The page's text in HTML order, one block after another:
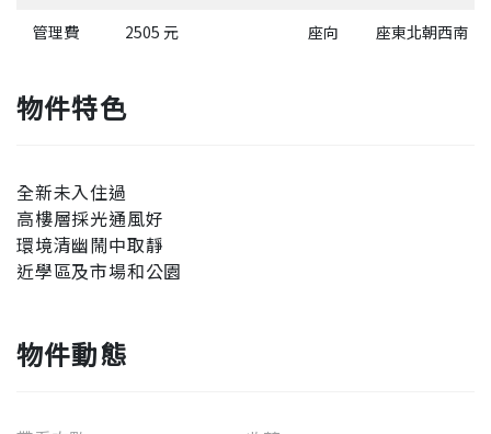
管理費 2505 元 座向 座東北朝西南
物件特色
全新未入住過
高樓層採光通風好
環境清幽鬧中取靜
近學區及市場和公園
物件動態